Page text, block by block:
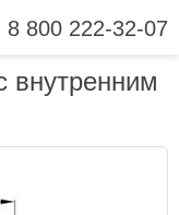
внутренним
8 800 222-32-07